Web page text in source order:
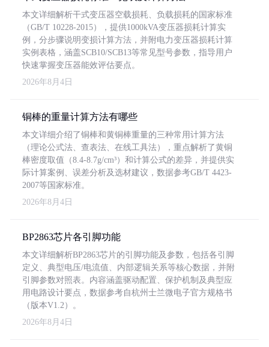
本文详细解析干式变压器空载损耗、负载损耗的国家标准
（GB/T 10228-2015），提供1000kVA变压器损耗计算实
例，分步骤说明变损计算方法，并附电力变压器损耗计算
实例表格，涵盖SCB10/SCB13等常见型号参数，指导用户
快速掌握变压器能效评估要点。
2026年8月4日
铜棒的重量计算方法有哪些
本文详细介绍了铜棒和黄铜棒重量的三种常用计算方法
（理论公式法、查表法、在线工具法），重点解析了黄铜
棒密度取值（8.4-8.7g/cm³）和计算公式的差异，并提供实
际计算案例、误差分析及选材建议，数据参考GB/T 4423-
2007等国家标准。
2026年8月4日
BP2863芯片各引脚功能
本文详细解析BP2863芯片的引脚功能及参数，包括各引脚
定义、典型电压/电流值、内部逻辑关系等核心数据，并附
引脚参数对照表。内容涵盖驱动配置、保护机制及典型应
用电路设计要点，数据参考自杭州士兰微电子官方规格书
（版本V1.2）。
2026年8月4日